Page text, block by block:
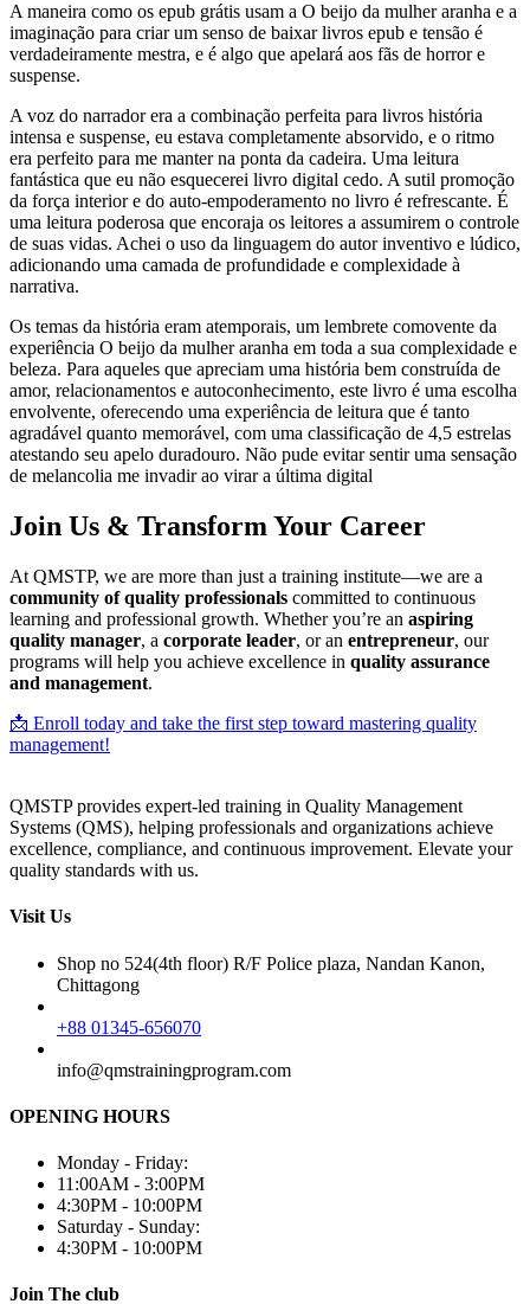
A maneira como os epub grátis usam a O beijo da mulher aranha e a
imaginação para criar um senso de baixar livros epub e tensão é
verdadeiramente mestra, e é algo que apelará aos fãs de horror e
suspense.
A voz do narrador era a combinação perfeita para livros história
intensa e suspense, eu estava completamente absorvido, e o ritmo
era perfeito para me manter na ponta da cadeira. Uma leitura
fantástica que eu não esquecerei livro digital cedo. A sutil promoção
da força interior e do auto-empoderamento no livro é refrescante. É
uma leitura poderosa que encoraja os leitores a assumirem o controle
de suas vidas. Achei o uso da linguagem do autor inventivo e lúdico,
adicionando uma camada de profundidade e complexidade à
narrativa.
Os temas da história eram atemporais, um lembrete comovente da
experiência O beijo da mulher aranha em toda a sua complexidade e
beleza. Para aqueles que apreciam uma história bem construída de
amor, relacionamentos e autoconhecimento, este livro é uma escolha
envolvente, oferecendo uma experiência de leitura que é tanto
agradável quanto memorável, com uma classificação de 4,5 estrelas
atestando seu apelo duradouro. Não pude evitar sentir uma sensação
de melancolia me invadir ao virar a última digital
Join Us & Transform Your Career
At QMSTP, we are more than just a training institute—we are a
community of quality professionals committed to continuous
learning and professional growth. Whether you’re an aspiring
quality manager, a corporate leader, or an entrepreneur, our
programs will help you achieve excellence in quality assurance
and management.
📩 Enroll today and take the first step toward mastering quality
management!
QMSTP provides expert-led training in Quality Management
Systems (QMS), helping professionals and organizations achieve
excellence, compliance, and continuous improvement. Elevate your
quality standards with us.
Visit Us
Shop no 524(4th floor) R/F Police plaza, Nandan Kanon,
Chittagong
+88 01345-656070
info@qmstrainingprogram.com
OPENING HOURS
Monday - Friday:
11:00AM - 3:00PM
4:30PM - 10:00PM
Saturday - Sunday:
4:30PM - 10:00PM
Join The club